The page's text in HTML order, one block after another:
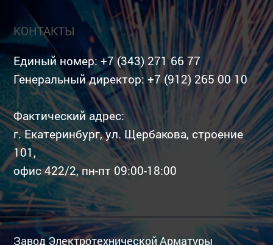
КОНТАКТЫ
Единый номер:+7 (343) 271 66 77
Генеральный директор:+7 (912) 265 00 10
Фактический адрес:
г. Екатеринбург, ул. Щербакова, строение
101,
офис 422/2, пн-пт 09:00-18:00
Завод Электротехнической Арматуры